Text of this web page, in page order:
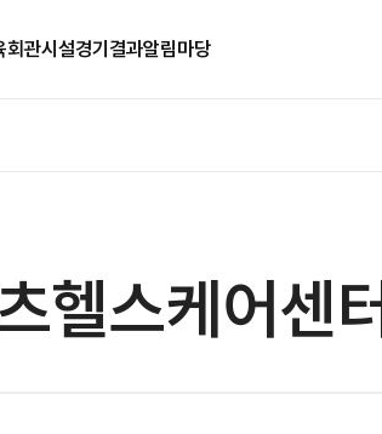
회관시설경기결과알림마당
헬스케어센터